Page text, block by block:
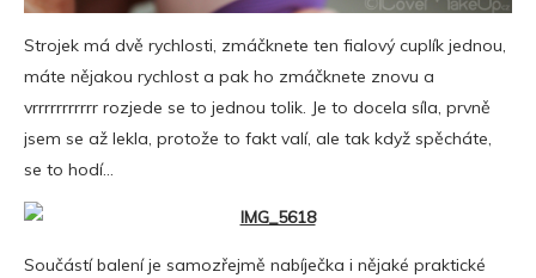
Strojek má dvě rychlosti, zmáčknete ten fialový cuplík jednou,
máte nějakou rychlost a pak ho zmáčknete znovu a
vrrrrrrrrrrr rozjede se to jednou tolik. Je to docela síla, prvně
jsem se až lekla, protože to fakt valí, ale tak když spěcháte,
se to hodí…
Součástí balení je samozřejmě nabíječka i nějaké praktické